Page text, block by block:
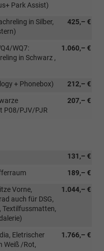
Park Assist)
425,– €
in Silber,
1.060,– €
WQ7:
in Schwarz ,
212,– €
+ Phonebox)
207,– €
P08/PJV/PJR
131,– €
189,– €
1.044,– €
Vorne,
auch für DSG,
Textilfussmatten,
1.766,– €
Eletrischer
Weiß /Rot,